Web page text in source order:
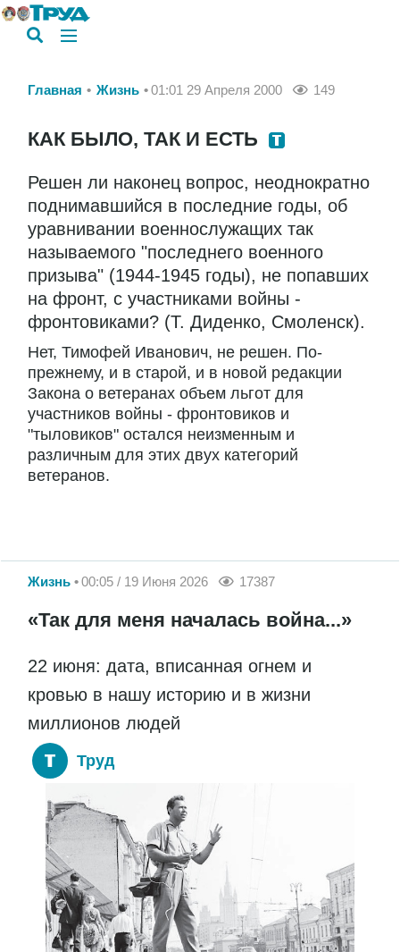
Главная Жизнь 01:01 29 Апреля 2000 149
КАК БЫЛО, ТАК И ЕСТЬ
Решен ли наконец вопрос, неоднократно
поднимавшийся в последние годы, об
уравнивании военнослужащих так
называемого "последнего военного
призыва" (1944-1945 годы), не попавших
на фронт, с участниками войны -
фронтовиками? (Т. Диденко, Смоленск).
Нет, Тимофей Иванович, не решен. По-
прежнему, и в старой, и в новой редакции
Закона о ветеранах объем льгот для
участников войны - фронтовиков и
"тыловиков" остался неизменным и
различным для этих двух категорий
ветеранов.
Жизнь 00:05 / 19 Июня 2026 17387
«Так для меня началась война...»
22 июня: дата, вписанная огнем и
кровью в нашу историю и в жизни
миллионов людей
Труд